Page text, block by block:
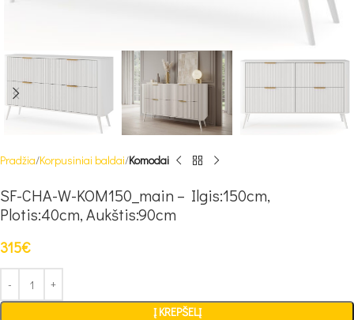
Pradžia Korpusiniai baldai Komodai
SF-CHA-W-KOM150_main – Ilgis:150cm,
Plotis:40cm, Aukštis:90cm
315€
Į KREPŠELĮ